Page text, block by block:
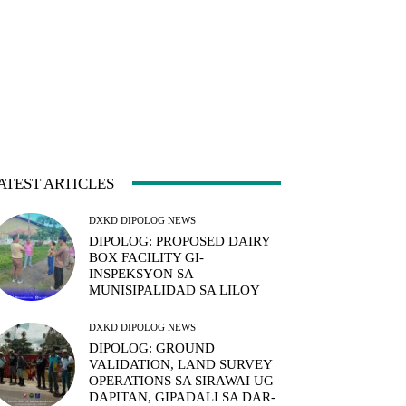
ARTICLES
DXKD DIPOLOG NEWS
DIPOLOG: PROPOSED DAIRY
BOX FACILITY GI-
INSPEKSYON SA
MUNISIPALIDAD SA LILOY
DXKD DIPOLOG NEWS
DIPOLOG: GROUND
VALIDATION, LAND SURVEY
OPERATIONS SA SIRAWAI UG
DAPITAN, GIPADALI SA DAR-